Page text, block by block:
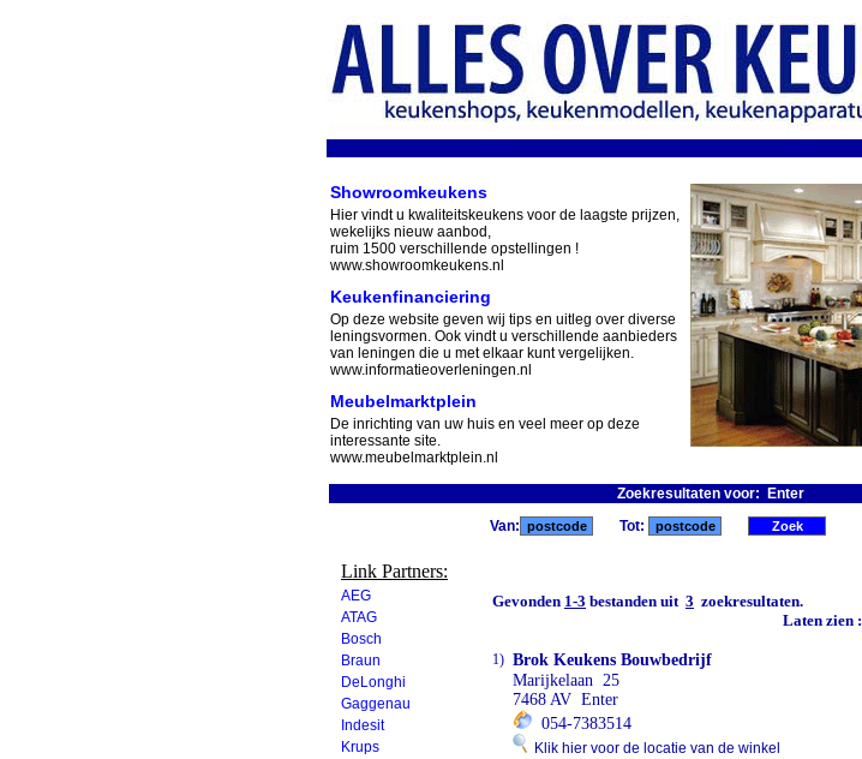
Showroomkeukens
Hier vindt u kwaliteitskeukens voor de laagste prijzen,
wekelijks nieuw aanbod,
ruim 1500 verschillende opstellingen !
www.showroomkeukens.nl
Keukenfinanciering
Op deze website geven wij tips en uitleg over diverse
leningsvormen. Ook vindt u verschillende aanbieders
van leningen die u met elkaar kunt vergelijken.
www.informatieoverleningen.nl
Meubelmarktplein
De inrichting van uw huis en veel meer op deze
interessante site.
www.meubelmarktplein.nl
Zoekresultaten voor: Enter
Link Partners:
AEG
ATAG
Bosch
Braun
DeLonghi
Gaggenau
Indesit
Krups
Van: Tot:
Gevonden 1-3 bestanden uit 3 zoekresultaten.
Laten zien :
1) Brok Keukens Bouwbedrijf
Marijkelaan 25
7468 AV Enter
054-7383514
Klik hier voor de locatie van de winkel